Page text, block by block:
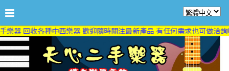
樂器 回收各種中西樂器 歡迎隨時關注最新產品 有任何需求也可做洽詢